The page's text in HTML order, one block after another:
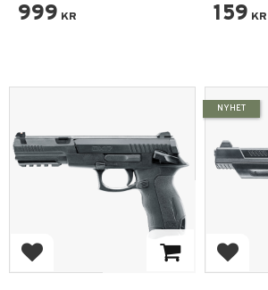
999 KR 159 KR
Add to favorites Add
NYHET